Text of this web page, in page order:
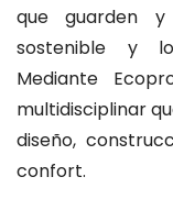
que guarden
sostenible y lo
Mediante
multidisciplinar
diseño,
confort.